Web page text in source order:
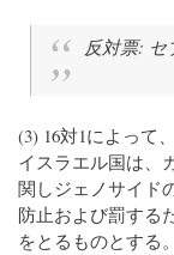
反対票: セ
(3) 16対1によって、
イスラエル国は、
関しジェノサイド
防止および罰する
をとるものとする。